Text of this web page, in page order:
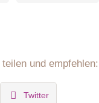
teilen und empfehlen:
Twitter